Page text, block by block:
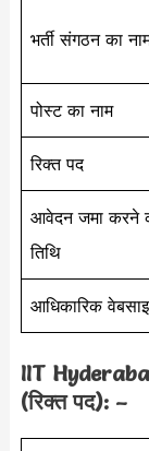
भर्ती संगठन का
पोस्ट का नाम
रिक्त पद
आवेदन जमा करने
तिथि
आधिकारिक
IIT
(रिक्त पद): –